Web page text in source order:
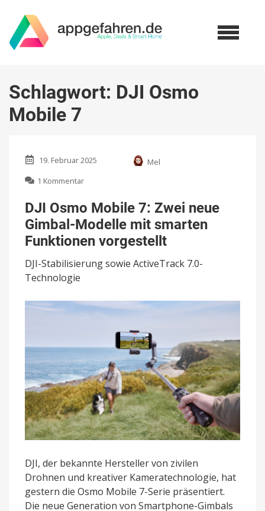
Schlagwort: DJI Osmo
Mobile 7
19. Februar 2025
Mel
1 Kommentar
Osmo
Mobile
7:
Zwei
neue
Gimbal-
Modelle
Funktionen
vorgestellt
DJI Osmo Mobile 7: Zwei neue
Gimbal-Modelle mit smarten
Funktionen vorgestellt
DJI-Stabilisierung sowie ActiveTrack 7.0-
Technologie
DJI, der bekannte Hersteller von zivilen
Drohnen und kreativer Kameratechnologie, hat
gestern die Osmo Mobile 7-Serie präsentiert.
Die neue Generation von Smartphone-Gimbals